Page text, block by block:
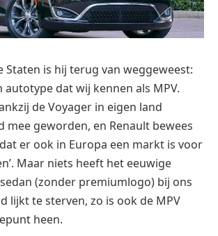
Staten is hij terug van weggeweest:
autotype dat wij kennen als MPV.
de Voyager in eigen land
mee geworden, en Renault bewees
er ook in Europa een markt is voor
Maar niets heeft het eeuwige
(zonder premiumlogo) bij ons
lijkt te sterven, zo is ook de MPV
heen.